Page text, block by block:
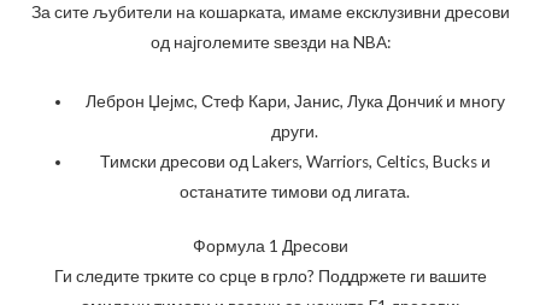
За сите љубители на кошарката, имаме ексклузивни дресови
од најголемите ѕвезди на NBA:
Леброн Џејмс, Стеф Кари, Јанис, Лука Дончиќ и многу
други.
Тимски дресови од Lakers, Warriors, Celtics, Bucks и
останатите тимови од лигата.
Формула 1 Дресови
Ги следите трките со срце в грло? Поддржете ги вашите